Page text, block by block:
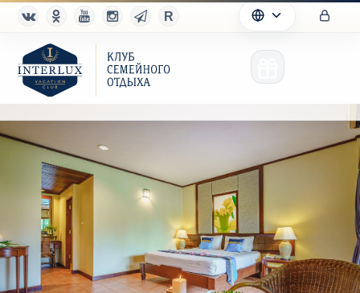
Клуб
Преимущества
Партнерам